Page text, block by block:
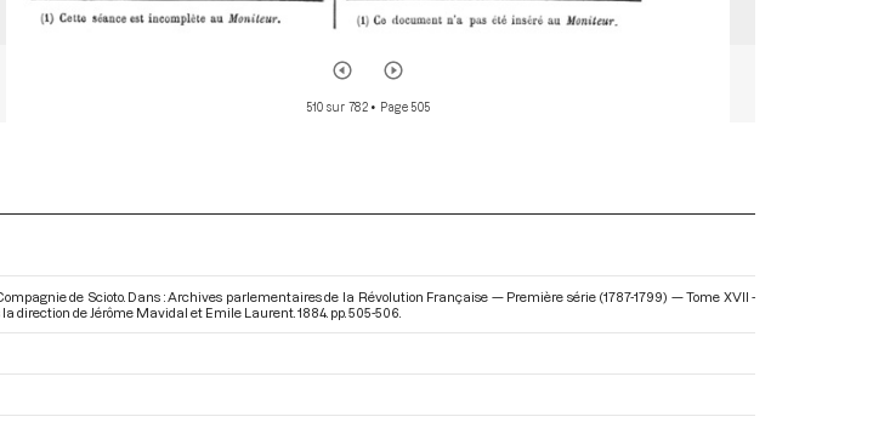
510 sur 782• Page 505
de Scioto. Dans : Archives parlementaires de la Révolution Française — Première série (1787-1799) — Tome XVII -
la direction de Jérôme Mavidal et Emile Laurent. 1884. pp. 505-506.